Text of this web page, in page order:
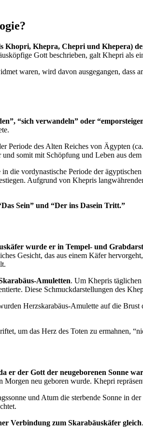
Khepra, Chepri und Khepera)
Gott beschrieben, galt Khepri als
waren, wird davon ausgegangen, dass
“sich verwandeln” oder
Periode des Alten Reiches von Ägypten
somit mit Schöpfung und Leben aus
die vordynastische Periode der
Aufgrund von Khepris
Sein” und “Der ins Dasein Tritt.”
wurde er in Tempel- und
Gesicht, das aus einem Käfer
Amuletten. Um Khepris
Diese Schmuckdarstellungen des
Herzskarabäus-Amulette auf die
um das Herz des Toten zu ermahnen,
er der Gott der neugeborenen Sonne war
neu geboren wurde. Khepri
und Atum die sterbende Sonne in
Verbindung zum Skarabäuskäfer gleich